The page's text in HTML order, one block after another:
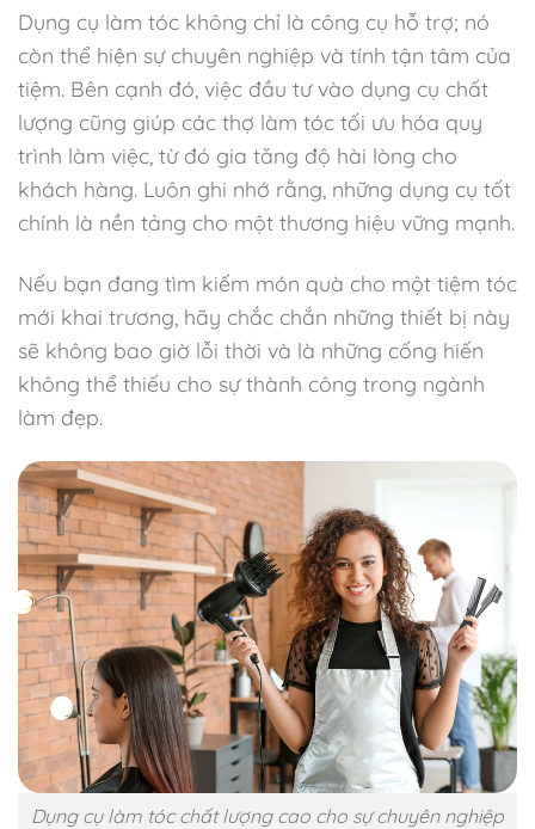
Dụng cụ làm tóc không chỉ là công cụ hỗ trợ; nó
còn thể hiện sự chuyên nghiệp và tính tận tâm của
tiệm. Bên cạnh đó, việc đầu tư vào dụng cụ chất
lượng cũng giúp các thợ làm tóc tối ưu hóa quy
trình làm việc, từ đó gia tăng độ hài lòng cho
khách hàng. Luôn ghi nhớ rằng, những dụng cụ tốt
chính là nền tảng cho một thương hiệu vững mạnh.
Nếu bạn đang tìm kiếm món quà cho một tiệm tóc
mới khai trương, hãy chắc chắn những thiết bị này
sẽ không bao giờ lỗi thời và là những cống hiến
không thể thiếu cho sự thành công trong ngành
làm đẹp.
Dụng cụ làm tóc chất lượng cao cho sự chuyên nghiệp